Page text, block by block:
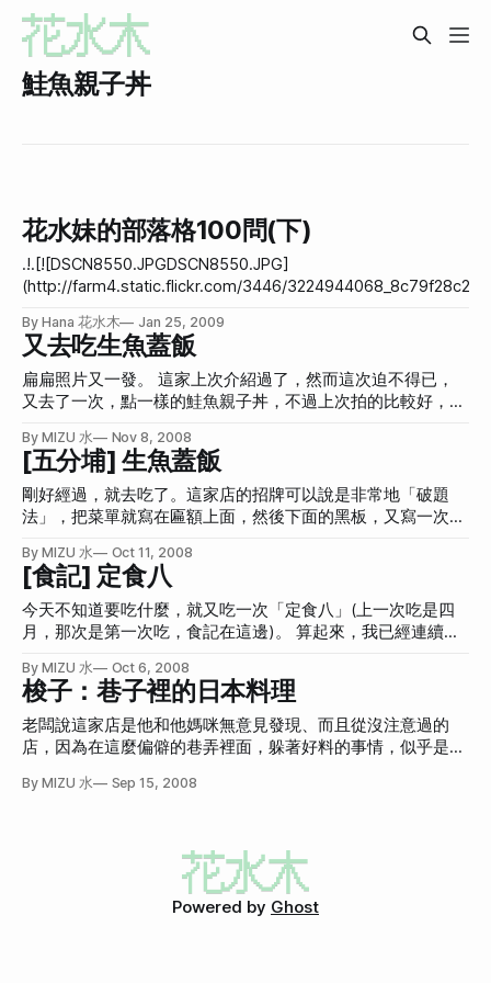
鮭魚親子丼
花水妹的部落格100問(下)
.!.[![DSCN8550.JPGDSCN8550.JPG]
(http://farm4.static.flickr.com/3446/
花水木 的 DSCN8550.JPG") 接上集的花水妹的部落格100問(上)，然
後也順便介紹最近吃的一家鮭魚親子丼，這家店叫做「宇擇小舖
是看這邊的介紹Eternal Sunshine of the Spotless Mind divx 去
覺得普普，還是比較喜歡去了四次了的「生魚蓋飯」這家的鮭魚
By Hana 花水木 Jan 25, 2009
又去吃生魚蓋飯
扁扁照片又一發。 這家上次介紹過了，然而這次迫不得已，
又去了一次，點一樣的鮭魚親子丼，不過上次拍的比較好，一
好喝，我問老闆這是什麼茶，他本來還不講，說是秘方，不過
後來被我套出來啦，就是麥茶+綠茶。為了不隨便外露商業機
密，所以隱藏起來，呵呵！ 直接就杯盤狼藉。 話說回來，我
都打不出「丼」這個字，每次都是去複製的，有沒有什麼好方
By MIZU 水 Nov 8, 2008
[五分埔] 生魚蓋飯
剛好經過，就去吃了。這家店的招牌可以說是非常地「破題
法」，把菜單就寫在匾額上面，然後下面的黑板，又寫一次匾
台北市松隆路339號 菜單：在Flickr →鮭魚親子丼 ２００元
→安康魚肝 １５０元 這家店鮭魚親子丼頗好吃的，不過比較
小碗。價格和定食八及梭子一樣是200。 這是這家店的鮭魚親
子丼： 比較一下定食八(食記在此)的鮭魚親子丼： 這是梭子
另外這是安康魚肝。我只吃了一點點，因為怕膽固醇太高。 !
[](http://hanamizuki.tw/wp-content/plugins/jquery-image-
lazy-loading/images/grey.gif) 這是鮭魚蓋飯。真的蓋得滿滿
的。 最後，發現這傢伙也寫了生魚蓋飯。 杯盤狼藉：
By MIZU 水 Oct 11, 2008
[食記] 定食八
今天不知道要吃什麼，就又吃一次「定食八」(上一次吃是四
月，那次是第一次吃，食記在這邊)。 算起來，我已經連續三
戰，我應該會訂主題為「連續三十天生魚片」吧！然後再寫
「歡迎贊助我生魚片」，因為我很窮。XD 附上菜單。 很單
純，就八種定食，均一價200元。我在想，只能有八種定食的
話，也頗煩的，主廚想多做一種都不行。而且生魚片是固定九
是完全制式化的日本料理啊！ 這是趁別人不注意，偷拍他的
噢！) 最後是杯盤狼藉的樣子。
By MIZU 水 Oct 6, 2008
梭子：巷子裡的日本料理
老闆說這家店是他和他媽咪無意見發現、而且從沒注意過的
店，因為在這麼偏僻的巷弄裡面，躲著好料的事情，似乎是不
他開店的事情。很明顯可以知道店家老闆和他老婆是真的因為
威運來的才好，美加地區的略遜一籌。 他還講了許多開店的
事，比方說租金、房東、魚的保存，他說這種海鮮料理食材很
難搞，因為最多最多，只能保存兩天就一定不能賣了，所以風
By MIZU 水 Sep 15, 2008
Powered by Ghost